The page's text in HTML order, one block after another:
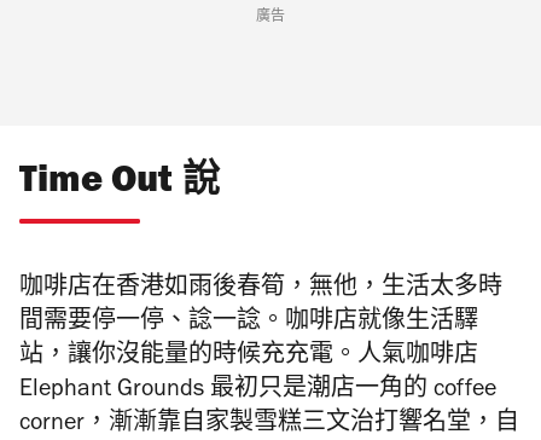
廣告
Time Out 說
咖啡店在香港如雨後春筍，無他，生活太多時
間需要停一停、諗一諗。咖啡店就像生活驛
站，讓你沒能量的時候充充電。人氣咖啡店
Elephant Grounds 最初只是潮店一角的 coffee
corner，漸漸靠自家製雪糕三文治打響名堂，自